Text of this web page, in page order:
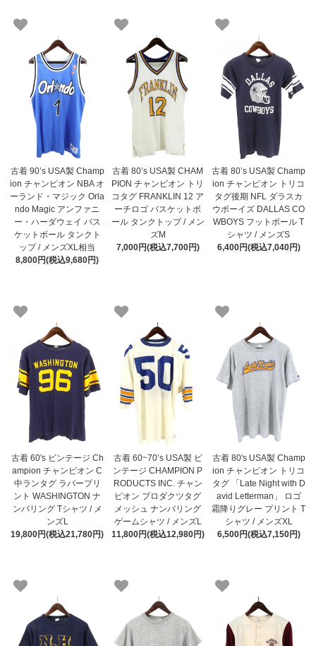
古着 90’s USA製 Champ
ion チャンピオン NBA オ
ーランド・マジック Orla
ndo Magic アンファニ
ー・ハーダウェイ バス
ケットボール タンクト
ップ / メンズXL相当
8,800円(税込9,680円)
古着 80’s USA製 CHAM
PION チャンピオン トリ
コタグ FRANKLIN 12 ア
ーチロゴ バスケットボ
ール タンクトップ / メン
ズM
7,000円(税込7,700円)
古着 80’s USA製 Champ
ion チャンピオン トリコ
タグ後期 NFL ダラスカ
ウボーイズ DALLAS CO
WBOYS フットボール T
シャツ / メンズS
6,400円(税込7,040円)
古着 60's ビンテージ Ch
ampion チャンピオン C
中ランタグ ラバープリ
ント WASHINGTON ナ
ンバリング Tシャツ / メ
ンズL
19,800円(税込21,780円)
古着 60~70’s USA製 ビ
ンテージ CHAMPION P
RODUCTS INC. チャン
ピオン プロダクツタグ
メッシュ ナンバリング
ゲームシャツ / メンズL
11,800円(税込12,980円)
古着 80's USA製 Champ
ion チャンピオン トリコ
タグ 「Late Night with D
avid Letterman」 ロゴ
霜降りグレー プリント T
シャツ / メンズXL
6,500円(税込7,150円)